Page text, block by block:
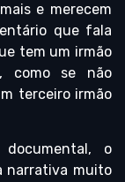
e merecem
que fala
tem um irmão
como se não
terceiro irmão
o
narrativa muito